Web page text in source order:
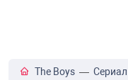
The Boys — Сериал